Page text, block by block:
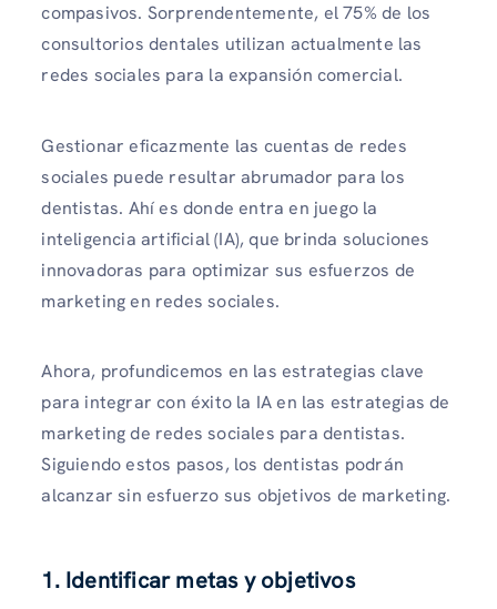
compasivos. Sorprendentemente, el 75% de los
consultorios dentales utilizan actualmente las
redes sociales para la expansión comercial.
Gestionar eficazmente las cuentas de redes
sociales puede resultar abrumador para los
dentistas. Ahí es donde entra en juego la
inteligencia artificial (IA), que brinda soluciones
innovadoras para optimizar sus esfuerzos de
marketing en redes sociales.
Ahora, profundicemos en las estrategias clave
para integrar con éxito la IA en las estrategias de
marketing de redes sociales para dentistas.
Siguiendo estos pasos, los dentistas podrán
alcanzar sin esfuerzo sus objetivos de marketing.
1. Identificar metas y objetivos